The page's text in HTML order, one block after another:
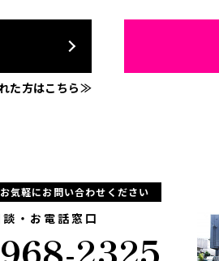
た方はこちら≫
気軽にお問い合わせください
・お電話窓口
2325